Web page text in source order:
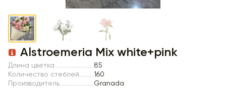
Item 1 of -1
Alstroemeria Mix white+pink
Длина цветка
85
Количество стеблей
160
Производитель
Granada